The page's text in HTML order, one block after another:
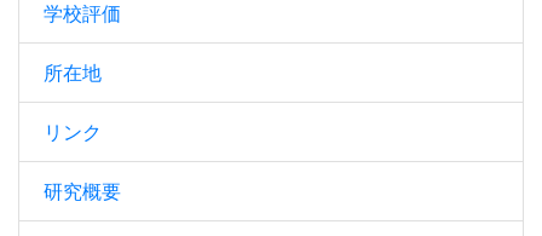
学校評価
所在地
リンク
研究概要